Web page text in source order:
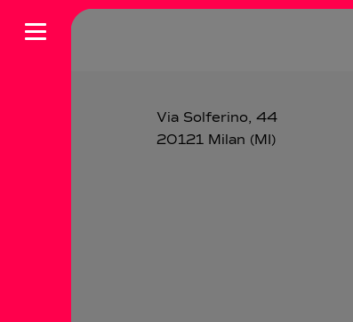
Skip
to
Via Solferino, 44
20121 Milan (MI)